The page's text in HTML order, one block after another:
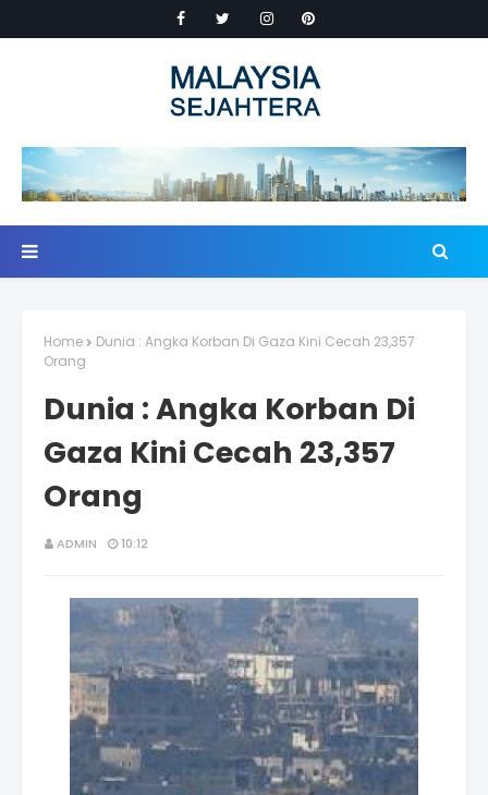
Home
Dunia : Angka Korban Di Gaza Kini Cecah 23,357
Orang
Dunia : Angka Korban Di
Gaza Kini Cecah 23,357
Orang
ADMIN 10:12